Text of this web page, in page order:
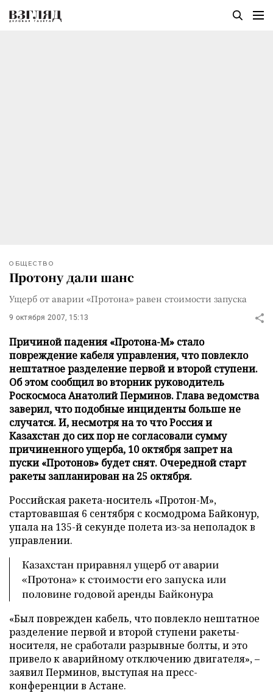
ОБЩЕСТВО
Протону дали шанс
Ущерб от аварии «Протона» равен стоимости запуска
9 октября 2007, 15:13
Причиной падения «Протона-М» стало
повреждение кабеля управления, что повлекло
нештатное разделение первой и второй ступени.
Об этом сообщил во вторник руководитель
Роскосмоса Анатолий Перминов. Глава ведомства
заверил, что подобные инциденты больше не
случатся. И, несмотря на то что Россия и
Казахстан до сих пор не согласовали сумму
причиненного ущерба, 10 октября запрет на
пуски «Протонов» будет снят. Очередной старт
ракеты запланирован на 25 октября.
Российская ракета-носитель «Протон-М»,
стартовавшая 6 сентября с космодрома Байконур,
упала на 135-й секунде полета из-за неполадок в
управлении.
Казахстан приравнял ущерб от аварии
«Протона» к стоимости его запуска или
половине годовой аренды Байконура
«Был поврежден кабель, что повлекло нештатное
разделение первой и второй ступени ракеты-
носителя, не сработали разрывные болты, и это
привело к аварийному отключению двигателя», –
заявил Перминов, выступая на пресс-
конференции в Астане.